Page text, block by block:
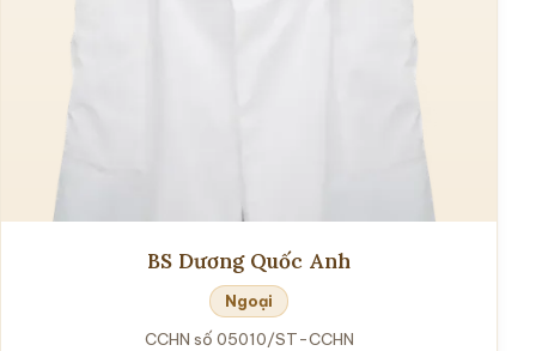
BS Dương Quốc Anh
Ngoại
CCHN số 05010/ST-CCHN